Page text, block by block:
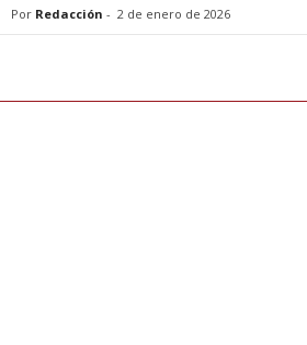
Por Redacción - 2 de enero de 2026